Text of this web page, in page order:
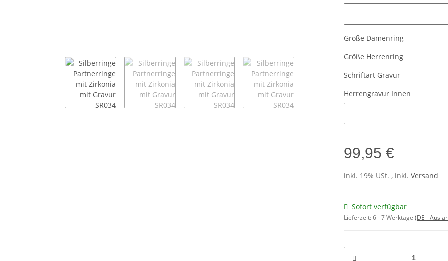
Größe Damenring
Größe Herrenring
Schriftart Gravur
Herrengravur Innen
99,95 €
inkl. 19% USt. , inkl. Versand
Sofort verfügbar
Lieferzeit:6 - 7 Werktage (DE -